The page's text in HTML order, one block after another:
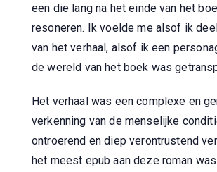
een die lang na het einde van het
resoneren. Ik voelde me alsof ik
van het verhaal, alsof ik een
de wereld van het boek was
Het verhaal was een complexe en
verkenning van de menselijke
ontroerend en diep verontrustend
het meest epub aan deze roman